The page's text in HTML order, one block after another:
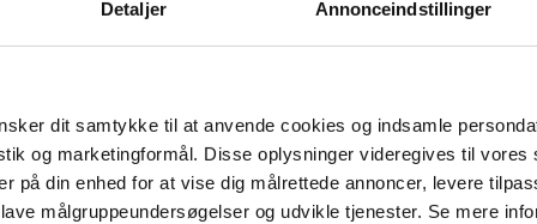
Detaljer Annonceindstillinger
dit samtykke til at anvende cookies og indsamle
og marketingformål. Disse oplysninger videregives til vores
på din enhed for at vise dig målrettede annoncer, levere
målgruppeundersøgelser og udvikle tjenester. Se mere
300,00 kr. 400,00 kr.
350,00 kr. 450,00 kr.